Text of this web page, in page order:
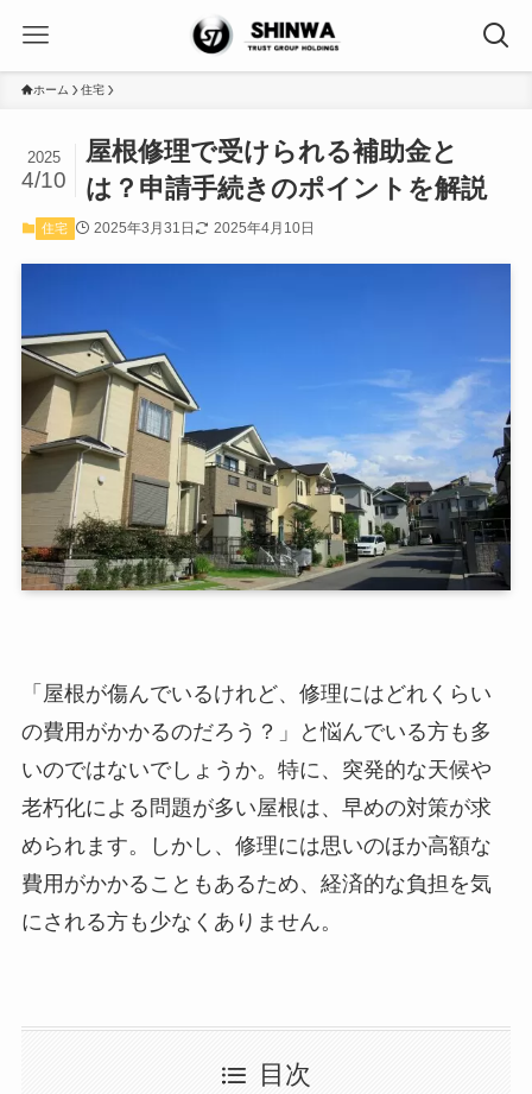
ホーム 住宅
屋根修理で受けられる補助金と
は？申請手続きのポイントを解説
2025
4/10
住宅 2025年3月31日 2025年4月10日
「屋根が傷んでいるけれど、修理にはどれくらい
の費用がかかるのだろう？」と悩んでいる方も多
いのではないでしょうか。特に、突発的な天候や
老朽化による問題が多い屋根は、早めの対策が求
められます。しかし、修理には思いのほか高額な
費用がかかることもあるため、経済的な負担を気
にされる方も少なくありません。
目次